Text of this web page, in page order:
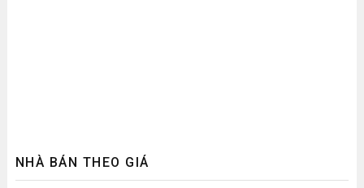
NHÀ BÁN THEO GIÁ